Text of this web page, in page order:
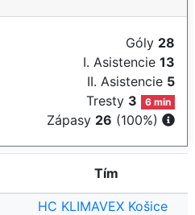
Góly 28
I. Asistencie 13
II. Asistencie 5
Tresty 3 6 min
Zápasy 26 (100%)
Tím
HC KLIMAVEX Košice